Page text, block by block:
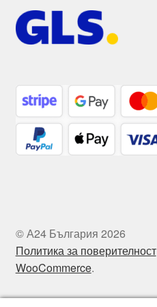
© А24 България 2026
Политика за поверителност
WooCommerce.